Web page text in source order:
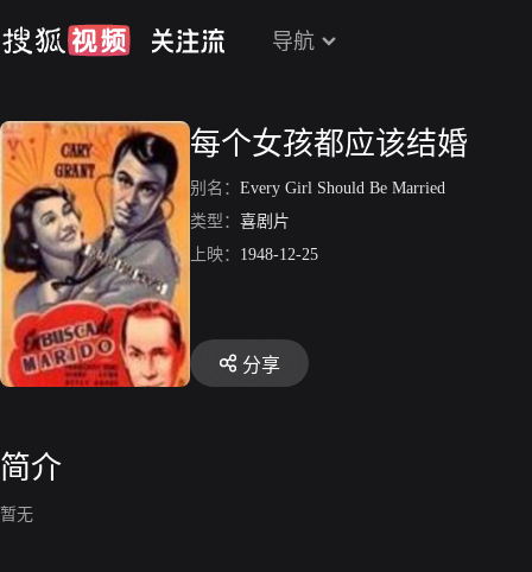
导航
每个女孩都应该结婚
别名： Every Girl Should Be Married
类型： 喜剧片
上映： 1948-12-25
分享
简介
暂无